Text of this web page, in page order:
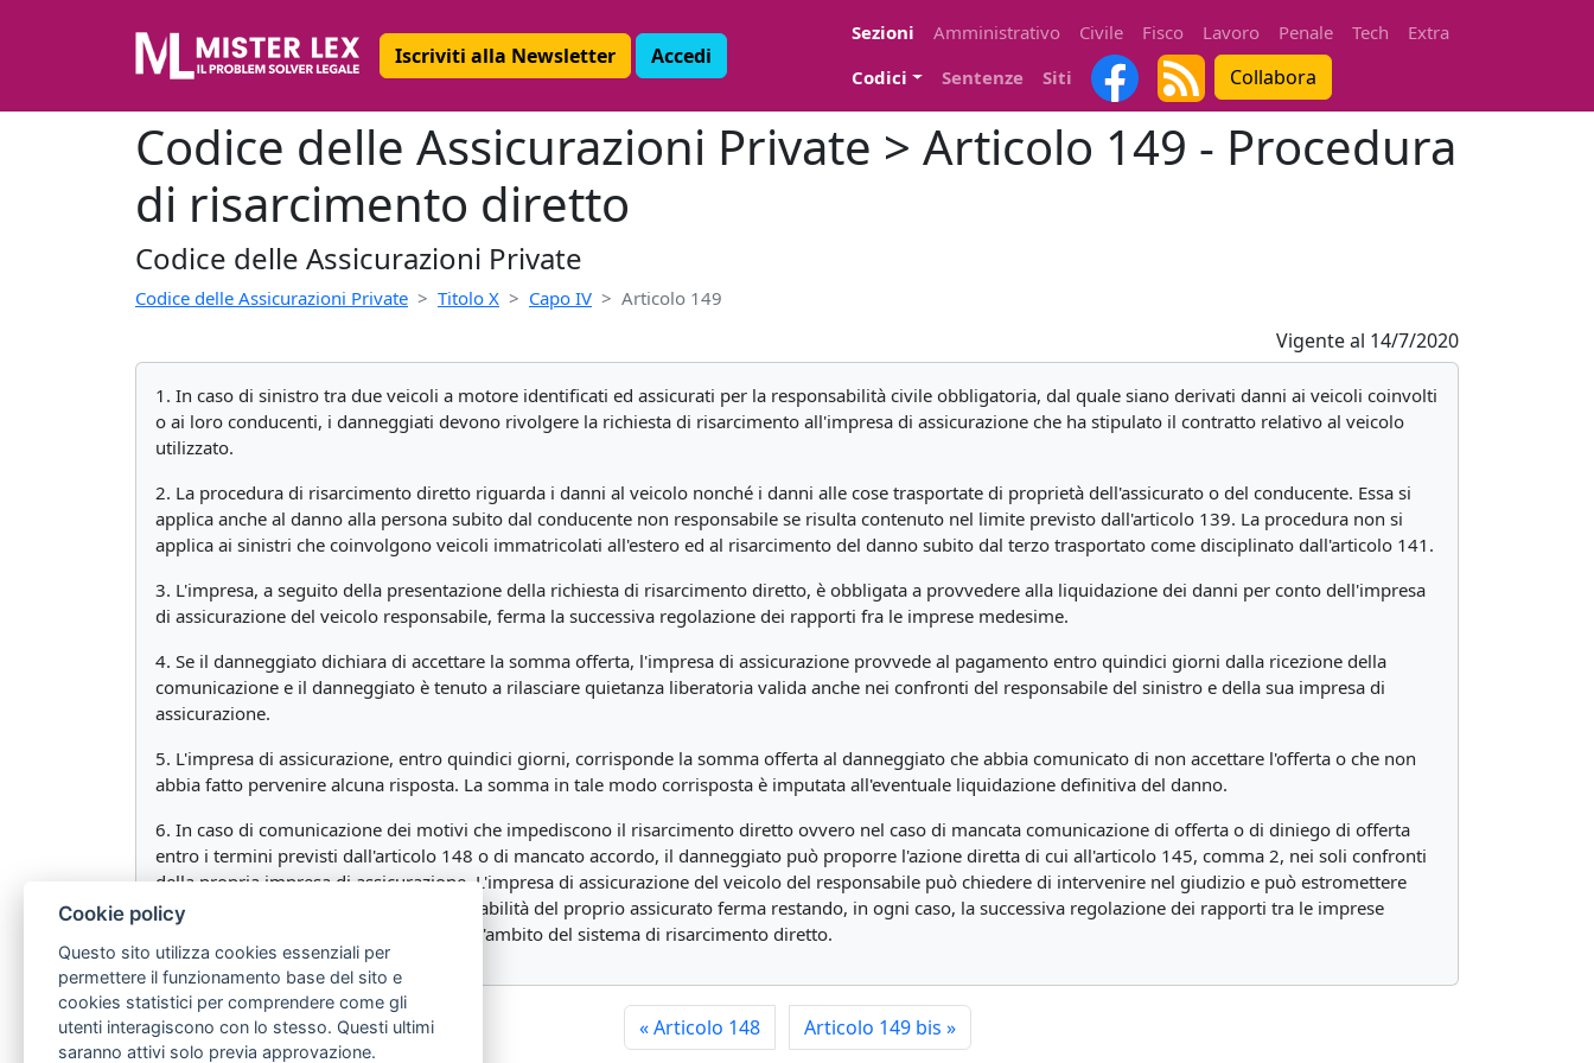
Iscriviti alla Newsletter Accedi
Sezioni Amministrativo Civile Fisco Lavoro Penale Tech
Extra
Codici
Sentenze Siti Collabora
Codice delle Assicurazioni Private > Articolo 149 - Procedura
di risarcimento diretto
Codice delle Assicurazioni Private
Codice delle Assicurazioni Private Titolo X Capo IV Articolo 149
Vigente al 14/7/2020
1. In caso di sinistro tra due veicoli a motore identificati ed assicurati per la responsabilità civile obbligatoria, dal quale siano derivati danni ai veicoli coinvolti
o ai loro conducenti, i danneggiati devono rivolgere la richiesta di risarcimento all'impresa di assicurazione che ha stipulato il contratto relativo al veicolo
utilizzato.
2. La procedura di risarcimento diretto riguarda i danni al veicolo nonché i danni alle cose trasportate di proprietà dell'assicurato o del conducente. Essa si
applica anche al danno alla persona subito dal conducente non responsabile se risulta contenuto nel limite previsto dall'articolo 139. La procedura non si
applica ai sinistri che coinvolgono veicoli immatricolati all'estero ed al risarcimento del danno subito dal terzo trasportato come disciplinato dall'articolo 141.
3. L'impresa, a seguito della presentazione della richiesta di risarcimento diretto, è obbligata a provvedere alla liquidazione dei danni per conto dell'impresa
di assicurazione del veicolo responsabile, ferma la successiva regolazione dei rapporti fra le imprese medesime.
4. Se il danneggiato dichiara di accettare la somma offerta, l'impresa di assicurazione provvede al pagamento entro quindici giorni dalla ricezione della
comunicazione e il danneggiato è tenuto a rilasciare quietanza liberatoria valida anche nei confronti del responsabile del sinistro e della sua impresa di
assicurazione.
5. L'impresa di assicurazione, entro quindici giorni, corrisponde la somma offerta al danneggiato che abbia comunicato di non accettare l'offerta o che non
abbia fatto pervenire alcuna risposta. La somma in tale modo corrisposta è imputata all'eventuale liquidazione definitiva del danno.
6. In caso di comunicazione dei motivi che impediscono il risarcimento diretto ovvero nel caso di mancata comunicazione di offerta o di diniego di offerta
entro i termini previsti dall'articolo 148 o di mancato accordo, il danneggiato può proporre l'azione diretta di cui all'articolo 145, comma 2, nei soli confronti
della propria impresa di assicurazione. L'impresa di assicurazione del veicolo del responsabile può chiedere di intervenire nel giudizio e può estromettere
l'altra impresa, riconoscendo la responsabilità del proprio assicurato ferma restando, in ogni caso, la successiva regolazione dei rapporti tra le imprese
medesime secondo quanto previsto nell'ambito del sistema di risarcimento diretto.
«Articolo 148 Articolo 149 bis »
Cookie policy
Questo sito utilizza cookies essenziali per
permettere il funzionamento base del sito e
cookies statistici per comprendere come gli
utenti interagiscono con lo stesso. Questi ultimi
saranno attivi solo previa approvazione.